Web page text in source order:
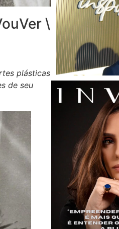
\
plásticas
de seu